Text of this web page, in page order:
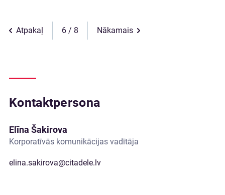
Atpakaļ 6 Nākamais
Kontaktpersona
Elīna Šakirova
Korporatīvās komunikācijas vadītāja
elina.sakirova@citadele.lv